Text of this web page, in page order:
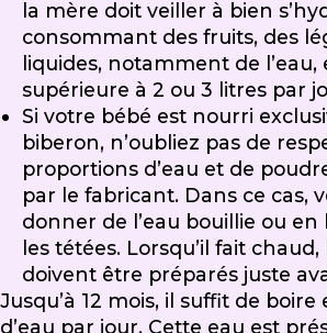
la mère doit veiller à bien
consommant des fruits, des
liquides, notamment de
supérieure à 2 ou 3 litres par
Si votre bébé est nourri
biberon, n’oubliez pas de
proportions d’eau et de
par le fabricant. Dans ce cas,
donner de l’eau bouillie ou
les tétées. Lorsqu’il fait
doivent être préparés juste
Jusqu’à 12 mois, il suffit de boire
d’eau par jour. Cette eau est